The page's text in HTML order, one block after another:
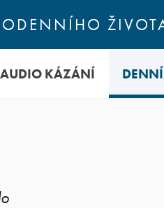
AUDIO KÁZÁNÍ